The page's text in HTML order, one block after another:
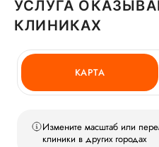
УСЛУГА
КЛИНИКАХ
КАРТА
Измените масштаб или
клиники в других городах